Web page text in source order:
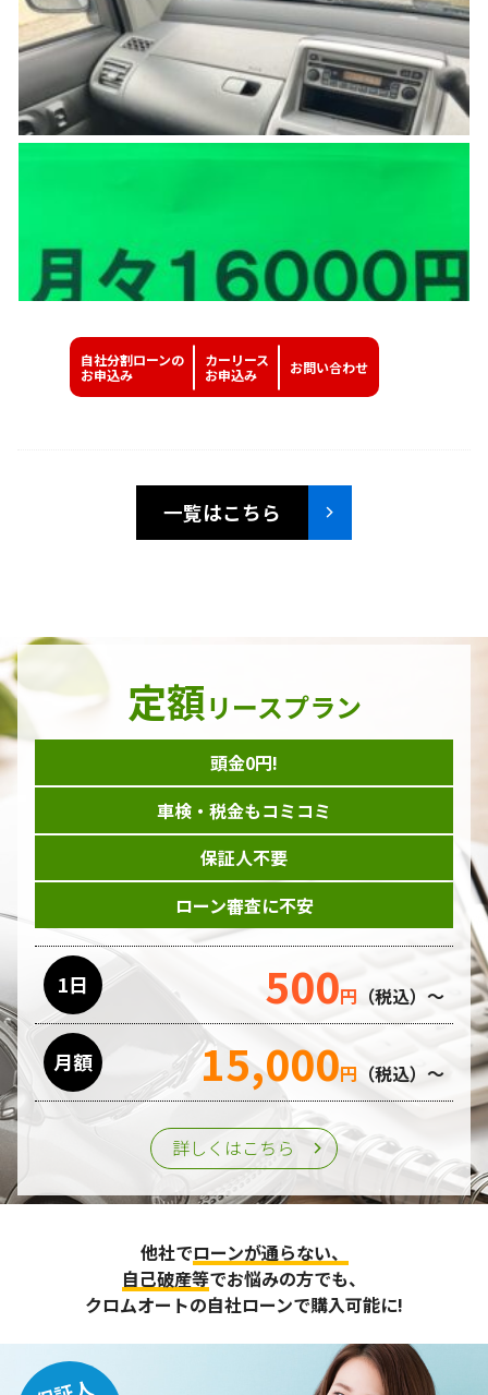
自社分割ローンの
お申込み
カーリース
お申込み
お問い合わせ
一覧はこちら
定額リースプラン
頭金0円!
車検・税金もコミコミ
保証人不要
ローン審査に不安
1日 500円 （税込）～
月額 15,000円 （税込）～
詳しくはこちら
他社でローンが通らない、
自己破産等でお悩みの方でも、
クロムオートの自社ローンで購入可能に!